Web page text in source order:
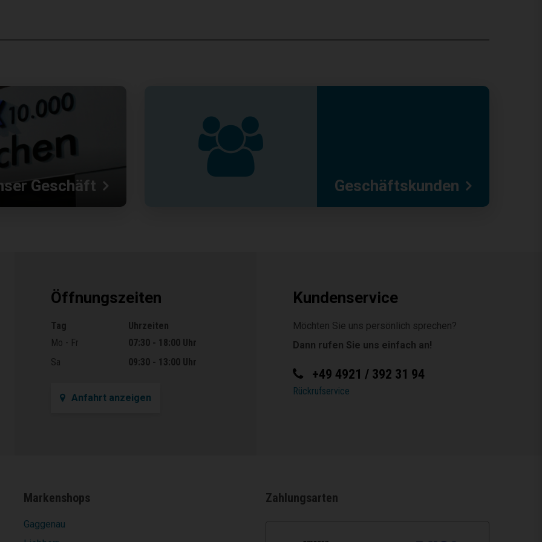
Geschäft Geschäftskunden
Öffnungszeiten
Öffnungszeiten
Tag
Uhrzeiten
Mo - Fr
07:30 - 18:00 Uhr
Sa
09:30 - 13:00 Uhr
Anfahrt anzeigen
Kundenservice
Möchten Sie uns persönlich sprechen?
Dann rufen Sie uns einfach an!
+49 4921 / 392 31 94
Rückrufservice
Markenshops
Gaggenau
Zahlungsarten